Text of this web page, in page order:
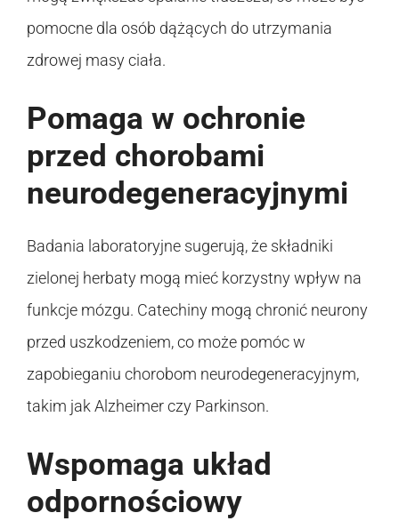
pomocne dla osób dążących do utrzymania
zdrowej masy ciała.
Pomaga w ochronie
przed chorobami
neurodegeneracyjnymi
Badania laboratoryjne sugerują, że składniki
zielonej herbaty mogą mieć korzystny wpływ na
funkcje mózgu. Catechiny mogą chronić neurony
przed uszkodzeniem, co może pomóc w
zapobieganiu chorobom neurodegeneracyjnym,
takim jak Alzheimer czy Parkinson.
Wspomaga układ
odpornościowy